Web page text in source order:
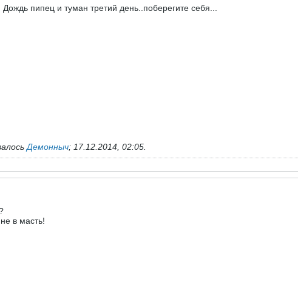
пипец и туман третий день..поберегите себя...
Демонныч; 17.12.2014, 02:05
в масть!